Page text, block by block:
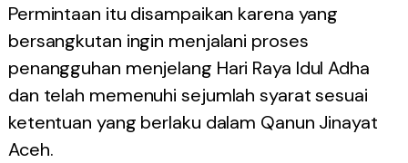
Permintaan itu disampaikan karena yang
bersangkutan ingin menjalani proses
penangguhan menjelang Hari Raya Idul Adha
dan telah memenuhi sejumlah syarat sesuai
ketentuan yang berlaku dalam Qanun Jinayat
Aceh.